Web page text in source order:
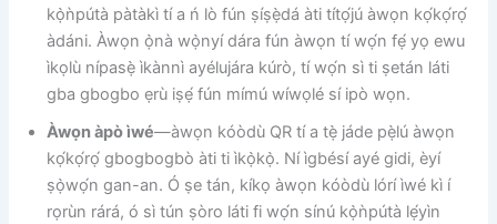
kọ̀ǹpútà pàtàkì tí a ń lò fún ṣíṣẹ̀dá àti títọ́jú àwọn kọ́kọ́rọ́
àdáni. Àwọn ọ̀nà wọ̀nyí dára fún àwọn tí wọ́n fẹ́ yọ ewu
ìkọlù nípasẹ̀ ìkànnì ayélujára kúrò, tí wọ́n sì ti ṣetán láti
gba gbogbo ẹrù iṣẹ́ fún mímú wíwọlé sí ipò wọn.
Àwọn àpò ìwé—àwọn kóòdù QR tí a tẹ̀ jáde pẹ̀lú àwọn
kọ́kọ́rọ́ gbogbogbò àti ti ìkọ̀kọ̀. Ní ìgbésí ayé gidi, èyí
ṣọ̀wọ́n gan-an. Ó ṣe tán, kíkọ àwọn kóòdù lórí ìwé kì í
rọrùn rárá, ó sì tún ṣòro láti fi wọ́n sínú kọ̀ǹpútà lẹ́yìn